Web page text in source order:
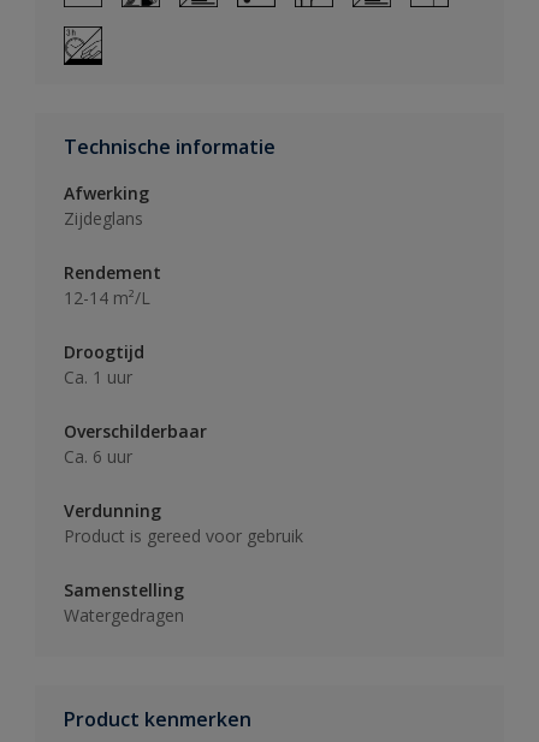
Technische informatie
Afwerking
Zijdeglans
Rendement
12-14 m²/L
Droogtijd
Ca. 1 uur
Overschilderbaar
Ca. 6 uur
Verdunning
Product is gereed voor gebruik
Samenstelling
Watergedragen
Product kenmerken